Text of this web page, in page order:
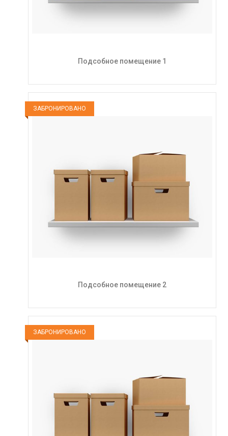
Подсобное помещение 1
ЗАБРОНИРОВАНО
Подсобное помещение 2
ЗАБРОНИРОВАНО